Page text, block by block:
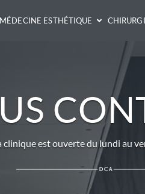
MÉDECINE ESTHÉTIQUE
clinique est ouverte du lundi au